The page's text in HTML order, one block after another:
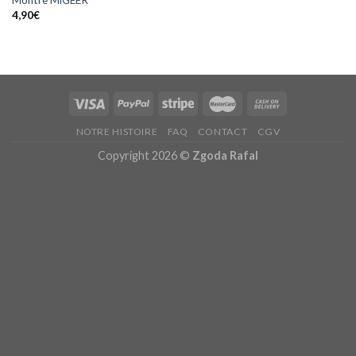
4,90€
NOTRE HISTOIRE FAQ CONTACT CGV
Copyright 2026 © Zgoda Rafal